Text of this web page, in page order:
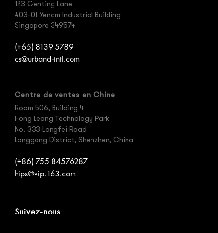
123 Genting Lane
#03-01 Yenom Industrial Building
Singapore 349574
(+65) 8139 5789
cs@urband-intl.com
Centre de ventes en Chine
Room 506, Building 4
Hong Leong Technology Park
No. 333 Longfei Road
Longgang District, Shenzhen, China
(+86) 755 84576287
hips@vip.163.com
Suivez-nous